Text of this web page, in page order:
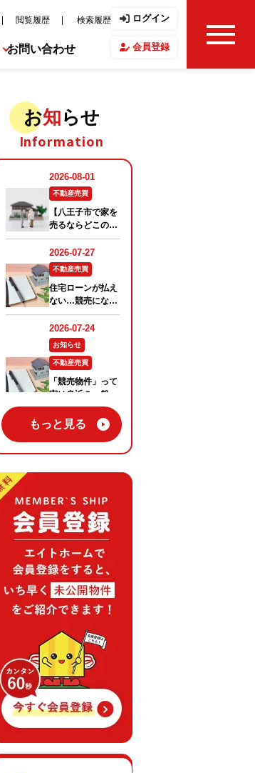
閲覧履歴 検索履歴
お問い合わせ
ログイン
会員登録
お知らせ
Information
もっと見る